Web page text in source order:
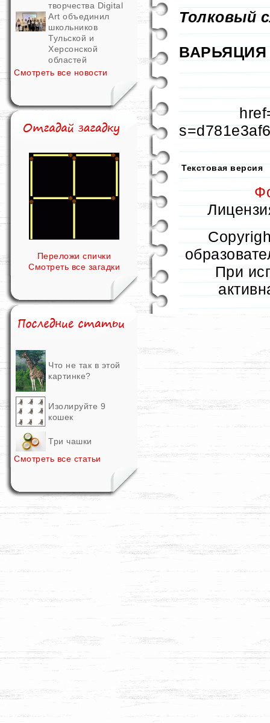
творчества Digital
Art объединил
школьников
Тульской и
Херсонской
областей
Смотреть все новости
Переложи спички
Смотреть все загадки
Что не так в этой
картинке?
Изолируйте 9
кошек
Три чашки
Смотреть все статьи
Толковый
Текстовая версия
При